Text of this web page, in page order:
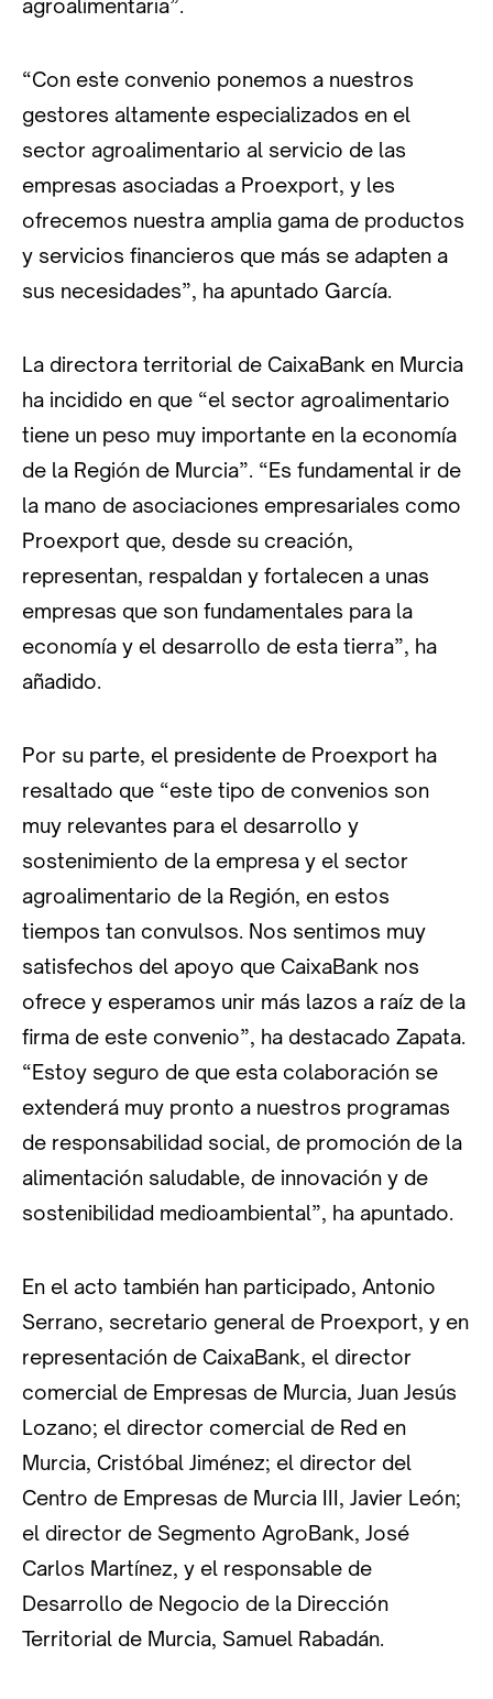
agroalimentaria”.
“Con este convenio ponemos a nuestros
gestores altamente especializados en el
sector agroalimentario al servicio de las
empresas asociadas a Proexport, y les
ofrecemos nuestra amplia gama de productos
y servicios financieros que más se adapten a
sus necesidades”, ha apuntado García.
La directora territorial de CaixaBank en Murcia
ha incidido en que “el sector agroalimentario
tiene un peso muy importante en la economía
de la Región de Murcia”. “Es fundamental ir de
la mano de asociaciones empresariales como
Proexport que, desde su creación,
representan, respaldan y fortalecen a unas
empresas que son fundamentales para la
economía y el desarrollo de esta tierra”, ha
añadido.
Por su parte, el presidente de Proexport ha
resaltado que “este tipo de convenios son
muy relevantes para el desarrollo y
sostenimiento de la empresa y el sector
agroalimentario de la Región, en estos
tiempos tan convulsos. Nos sentimos muy
satisfechos del apoyo que CaixaBank nos
ofrece y esperamos unir más lazos a raíz de la
firma de este convenio”, ha destacado Zapata.
“Estoy seguro de que esta colaboración se
extenderá muy pronto a nuestros programas
de responsabilidad social, de promoción de la
alimentación saludable, de innovación y de
sostenibilidad medioambiental”, ha apuntado.
En el acto también han participado, Antonio
Serrano, secretario general de Proexport, y en
representación de CaixaBank, el director
comercial de Empresas de Murcia, Juan Jesús
Lozano; el director comercial de Red en
Murcia, Cristóbal Jiménez; el director del
Centro de Empresas de Murcia III, Javier León;
el director de Segmento AgroBank, José
Carlos Martínez, y el responsable de
Desarrollo de Negocio de la Dirección
Territorial de Murcia, Samuel Rabadán.